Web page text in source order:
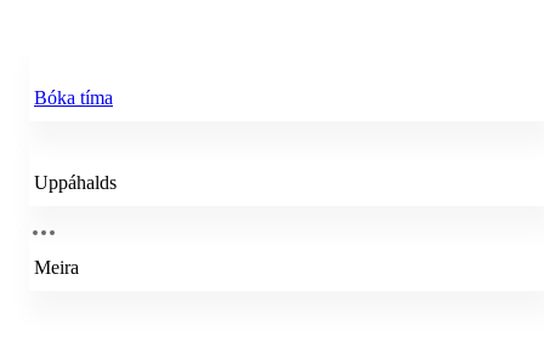
Bóka tíma
Uppáhalds
Meira